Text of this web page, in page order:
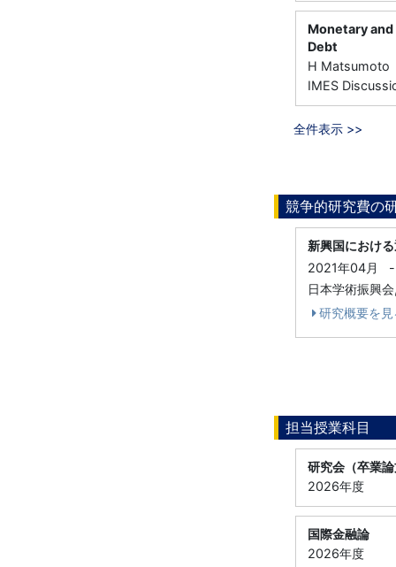
Monetary
Debt
H Matsumoto
IMES
全件表示 >>
競争的研究費の
新興国におけ
2021年04月
-
日本学術振興
研究概要を見
担当授業科目
研究会（卒業
2026年度
国際金融論
2026年度